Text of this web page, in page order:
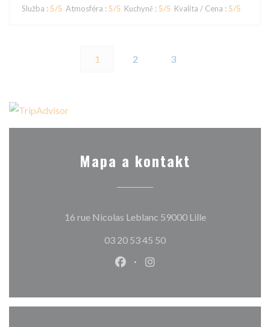
Služba : 5/5 Atmosféra : 5/5 Kuchyně : 5/5 Kvalita / Cena : 5/5
1 2 3
Mapa a kontakt
16 rue Nicolas Leblanc 59000 Lille((otevře se v
03 20 53 45 50
Facebook ((otevře se v novém
Instagram ((otevře se v